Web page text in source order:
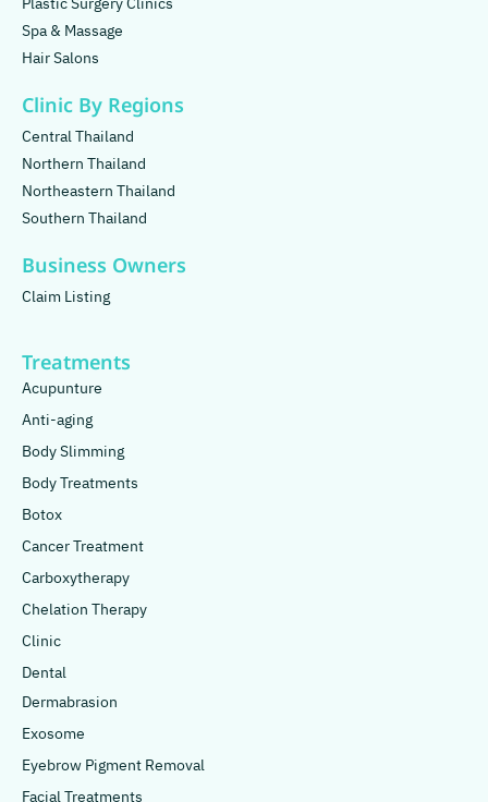
Spa & Massage
Hair Salons
Clinic By Regions
Central Thailand
Northern Thailand
Northeastern Thailand
Southern Thailand
Business Owners
Claim Listing
Treatments
Acupunture
Anti-aging
Body Slimming
Body Treatments
Botox
Cancer Treatment
Carboxytherapy
Chelation Therapy
Clinic
Dental
Dermabrasion
Exosome
Eyebrow Pigment Removal